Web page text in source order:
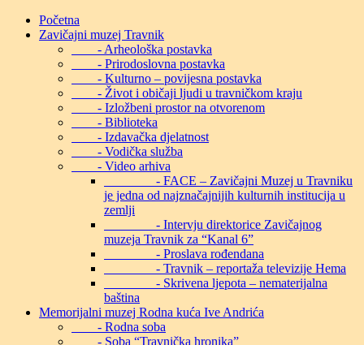
Početna
Zavičajni muzej Travnik
- Arheološka postavka
- Prirodoslovna postavka
- Kulturno – povijesna postavka
- Život i običaji ljudi u travničkom kraju
- Izložbeni prostor na otvorenom
- Biblioteka
- Izdavačka djelatnost
- Vodička služba
- Video arhiva
- FACE – Zavičajni Muzej u Travniku
je jedna od najznačajnijih kulturnih institucija u
zemlji
- Intervju direktorice Zavičajnog
muzeja Travnik za “Kanal 6”
- Proslava rođendana
- Travnik – reportaža televizije Hema
- Skrivena ljepota – nematerijalna
baština
Memorijalni muzej Rodna kuća Ive Andrića
- Rodna soba
- Soba “Travnička hronika”